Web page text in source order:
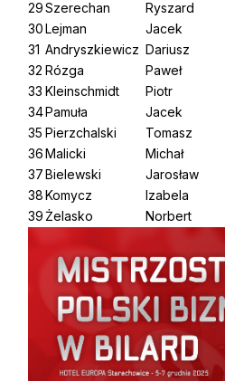
29Szerechan
Ryszard
30Lejman
Jacek
31 Andryszkiewicz Dariusz
32 Rózga
Paweł
33 Kleinschmidt
Piotr
34Pamuła
Jacek
35 Pierzchalski
Tomasz
36Malicki
Michał
37Bielewski
Jarosław
38Komycz
Izabela
39Żelasko Norbert